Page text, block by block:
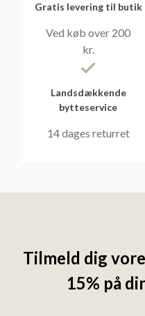
Gratis levering til butik
Ved køb over 200
kr.
Landsdækkende
bytteservice
14 dages returret
Tilmeld dig
15% på